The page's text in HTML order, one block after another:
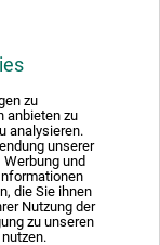
zu
anbieten zu
analysieren.
unserer
und
die Sie ihnen
Nutzung der
zu unseren